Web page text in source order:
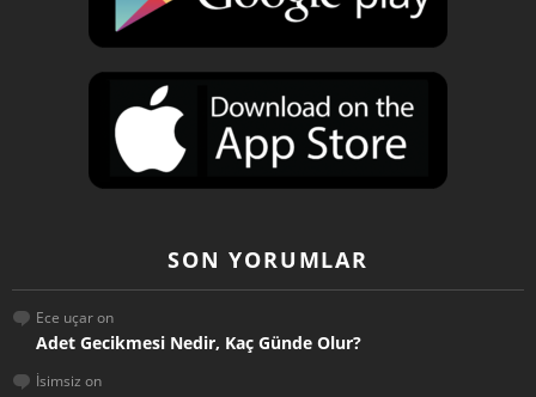
SON YORUMLAR
Ece uçaron
Adet Gecikmesi Nedir, Kaç Günde Olur?
İsimsiz on